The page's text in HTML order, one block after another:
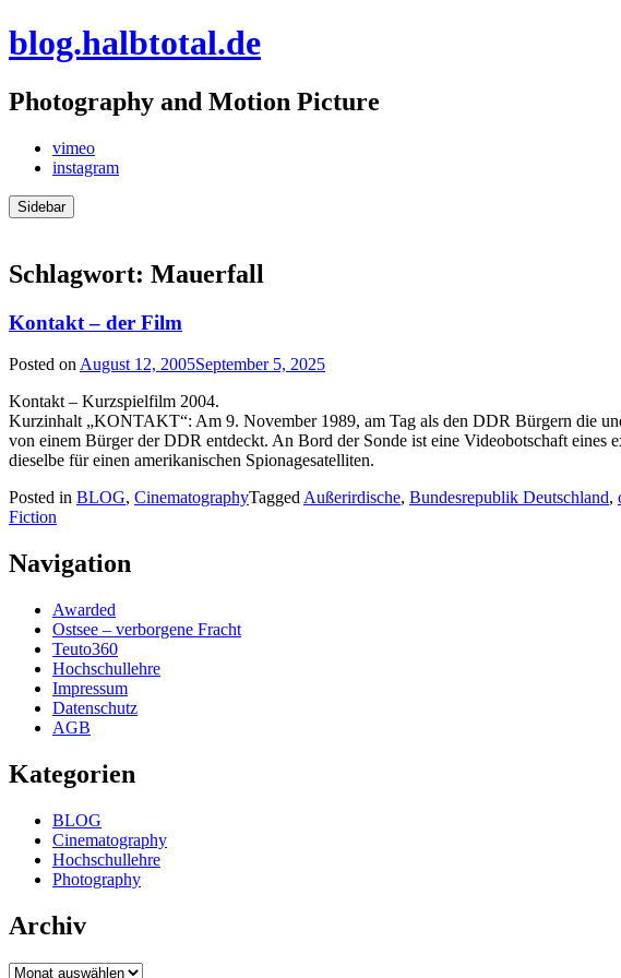
Skip
to
blog.halbtotal.de
Photography and Motion Picture
vimeo
instagram
Sidebar
Schlagwort: Mauerfall
Kontakt – der Film
Posted on August 12, 2005September 5, 2025
Kontakt – Kurzspielfilm 2004.
Kurzinhalt „KONTAKT“: Am 9. November 1989, am Tag als den DDR Bürgern die
von einem Bürger der DDR entdeckt. An Bord der Sonde ist eine Videobotschaft eines
dieselbe für einen amerikanischen Spionagesatelliten.
Posted in BLOG, CinematographyTagged Außerirdische, Bundesrepublik Deutschland,
Fiction
Navigation
Awarded
Ostsee – verborgene Fracht
Teuto360
Hochschullehre
Impressum
Datenschutz
AGB
Kategorien
BLOG
Cinematography
Hochschullehre
Photography
Archiv
Archiv